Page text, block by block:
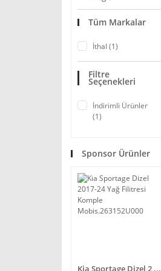
Tüm Markalar
İthal (1)
Filtre
Seçenekleri
İndirimli Ürünler
(1)
Sponsor Ürünler
Kia Sportage Dizel 2 ...